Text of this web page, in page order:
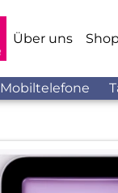
Über uns Shop
Mobiltelefone